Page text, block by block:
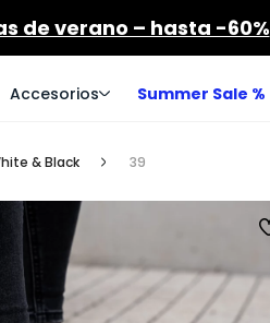
de verano – hasta -60%
Accesorios Summer Sale %
& Black 39